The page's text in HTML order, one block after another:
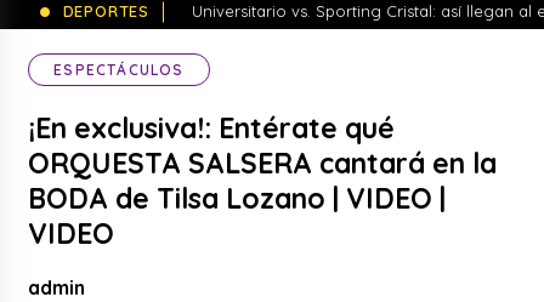
DEPORTES
Universitario vs. Sporting Cristal: así llegan al
ESPECTÁCULOS
¡En exclusiva!: Entérate qué
ORQUESTA SALSERA cantará en la
BODA de Tilsa Lozano | VIDEO |
VIDEO
admin